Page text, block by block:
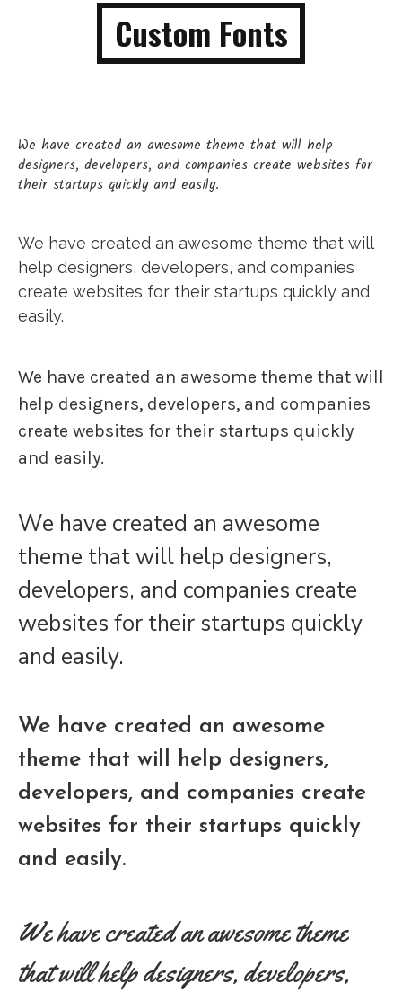
Custom Fonts
We have created an awesome theme that will help
designers, developers, and companies create websites for
their startups quickly and easily.
We have created an awesome theme that will
help designers, developers, and companies
create websites for their startups quickly and
easily.
We have created an awesome theme that will
help designers, developers, and companies
create websites for their startups quickly
and easily.
We have created an awesome
theme that will help designers,
developers, and companies create
websites for their startups quickly
and easily.
We have created an awesome
theme that will help designers,
developers, and companies create
websites for their startups quickly
and easily.
We have created an awesome theme
that will help designers, developers,